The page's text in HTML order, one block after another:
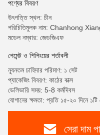
পণ্যের বিবরণ
উৎপত্তি স্থল: চীন
পরিচিতিমুলক নাম: Chanhong
মডেল নম্বার: জেডজিএফ
পেমেন্ট ও শিপিংয়ের শর্তাবলী
ন্যূনতম চাহিদার পরিমাণ: ১ সেট
প্যাকেজিং বিবরণ: কাঠের বাক্স
ডেলিভারি সময়: 5-8 কর্মদিবস
যোগানের ক্ষমতা: প্রতি ১৫-২০ দিনে ১টি
সেরা দাম